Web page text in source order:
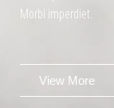
Morbi imperdiet.
View More